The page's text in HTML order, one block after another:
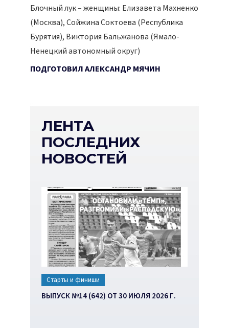
Блочный лук – женщины: Елизавета Махненко
(Москва), Сойжина Соктоева (Республика
Бурятия), Виктория Бальжанова (Ямало-
Ненецкий автономный округ)
ПОДГОТОВИЛАЛЕКСАНДР МЯЧИН
ЛЕНТА
ПОСЛЕДНИХ
НОВОСТЕЙ
Старты и финиши
ВЫПУСК №14 (642) ОТ 30 ИЮЛЯ 2026 Г.